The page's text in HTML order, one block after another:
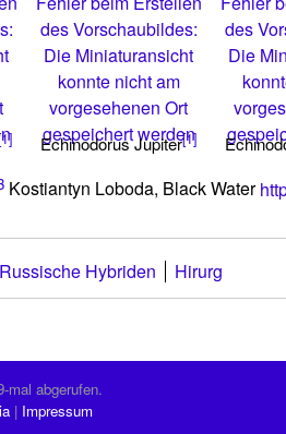
des Vorschaubildes:
Die Miniaturansicht
konnte nicht am
vorgesehenen Ort
gespeichert werden
Echinodorus Jupiter[1]
des
Die
Kostiantyn Loboda, Black Water
Russische Hybriden Hirurg
mal abgerufen.
Impressum